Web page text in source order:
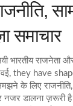
समाचार
भारतीय राजनेता और
, they have
के लिए राजनीति,
नजर डालना ज़रूरी